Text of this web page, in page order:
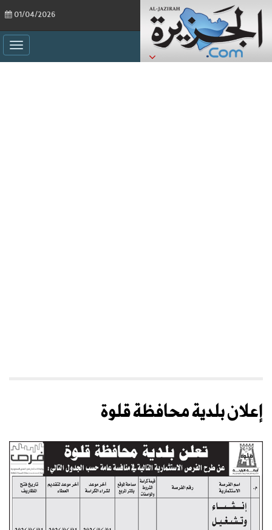
إعلان بلدية محافظة قلوة